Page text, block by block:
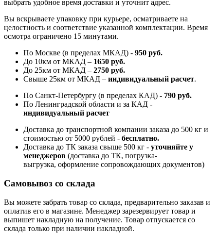
выбрать удобное время доставки и уточнит адрес.
Вы вскрываете упаковку при курьере, осматриваете на
целостность и соответствие указанной комплектации. Время
осмотра ограничено 15 минутами.
По Москве (в пределах МКАД) - 950 руб.
До 10км от МКАД – 1650 руб.
До 25км от МКАД – 2750 руб.
Свыше 25км от МКАД – индивидуальный расчет.
По Санкт-Петербургу (в пределах КАД) - 790 руб.
По Ленинградской области и за КАД -
индивидуальный расчет
Доставка до транспортной компании заказа до 500 кг и
стоимостью от 5000 рублей - бесплатно.
Доставка до ТК заказа свыше 500 кг - уточняйте у
менеджеров (доставка до ТК, погрузка-
выгрузка, оформление сопровождающих документов)
Самовывоз со склада
Вы можете забрать товар со склада, предварительно заказав и
оплатив его в магазине. Менеджер зарезервирует товар и
выпишет накладную на получение. Товар отпускается со
склада только при наличии накладной.